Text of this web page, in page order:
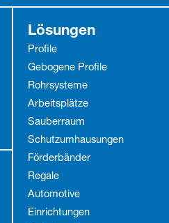
Lösungen
Profile
Gebogene Profile
Rohrsysteme
Arbeitsplätze
Sauberraum
Schutz­umhausungen
Förderbänder
Regale
Automotive
Einrichtungen